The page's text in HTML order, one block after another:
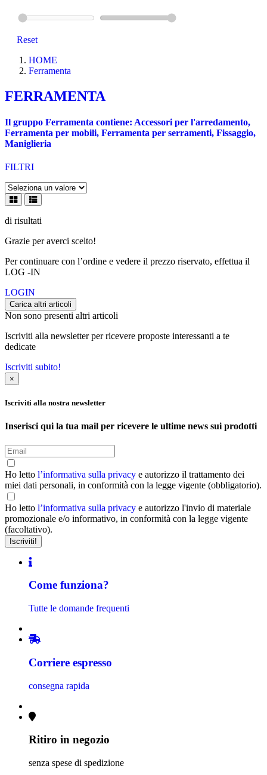
Reset
HOME
Ferramenta
FERRAMENTA
Il gruppo Ferramenta contiene: Accessori per l'arredamento,
Ferramenta per mobili, Ferramenta per serramenti, Fissaggio,
Maniglieria
FILTRI
di risultati
Grazie per averci scelto!
Per continuare con l’ordine e vedere il prezzo riservato, effettua il
LOG -IN
LOGIN
Carica altri articoli
Non sono presenti altri articoli
Iscriviti alla newsletter per ricevere proposte interessanti a te
dedicate
Iscriviti subito!
×
Iscriviti alla nostra newsletter
Inserisci qui la tua mail per ricevere le ultime news sui prodotti
Ho letto l’informativa sulla privacy e autorizzo il trattamento dei
miei dati personali, in conformità con la legge vigente (obbligatorio).
Ho letto l’informativa sulla privacy e autorizzo l'invio di materiale
promozionale e/o informativo, in conformità con la legge vigente
(facoltativo).
Come funziona?
Tutte le domande frequenti
Corriere espresso
consegna rapida
Ritiro in negozio
senza spese di spedizione